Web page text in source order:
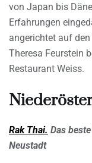
von Japan bis
Erfahrungen
angerichtet auf
Theresa Feurstein
Restaurant Weiss.
Rak Thai. Das
Neustadt